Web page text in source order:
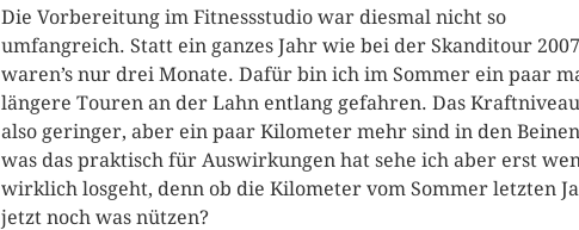
Die Vorbereitung im Fitnessstudio war diesmal nicht so
umfangreich. Statt ein ganzes Jahr wie bei der Skanditour 2007
waren’s nur drei Monate. Dafür bin ich im Sommer ein paar
längere Touren an der Lahn entlang gefahren. Das
also geringer, aber ein paar Kilometer mehr sind in den
was das praktisch für Auswirkungen hat sehe ich aber erst
wirklich losgeht, denn ob die Kilometer vom Sommer letzten
jetzt noch was nützen?